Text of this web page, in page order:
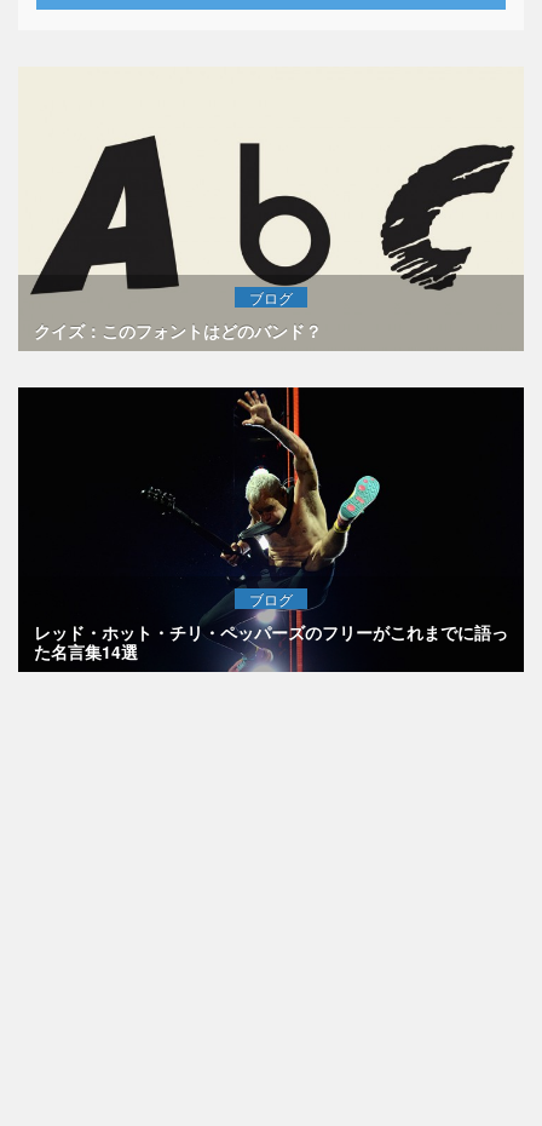
ブログ
クイズ：このフォントはどのバンド？
ブログ
レッド・ホット・チリ・ペッパーズのフリーがこれまでに語っ
た名言集14選